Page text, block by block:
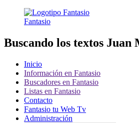
Fantasio
Buscando los textos Juan
Inicio
Información en Fantasio
Buscadores en Fantasio
Listas en Fantasio
Contacto
Fantasio tu Web Tv
Administración